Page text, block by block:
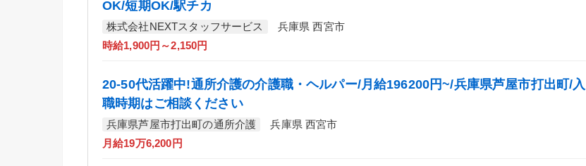
OK/短期OK/駅チカ
株式会社NEXTスタッフサービス
兵庫県 西宮市
時給1,900円～2,150円
20-50代活躍中!通所介護の介護職・ヘルパー/月給196200円~/兵庫県芦屋市打出町/入
職時期はご相談ください
兵庫県芦屋市打出町の通所介護
兵庫県 西宮市
月給19万6,200円